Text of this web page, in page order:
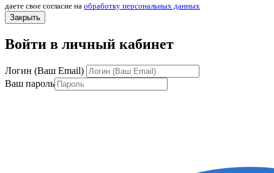
даете свое согласие на обработку персональных данных
Закрыть
Войти в личный кабинет
Логин (Ваш Email)
Ваш пароль